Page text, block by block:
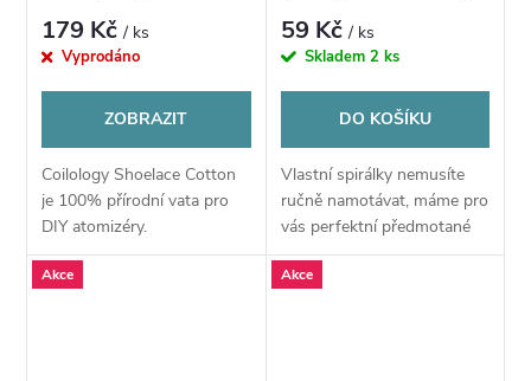
179 Kč/ ks
Vyprodáno
ZOBRAZIT
Coilology Shoelace Cotton
je 100% přírodní vata pro
DIY atomizéry.
Staggered fused clapton
0,10/Dual, 2 ks
59 Kč/ ks
Skladem 2 ks
DO KOŠÍKU
Vlastní spirálky nemusíte
ručně namotávat, máme pro
vás perfektní předmotané
spirálky vhodné pro velké
množství atomizérů. Kvalitní
Akce Akce